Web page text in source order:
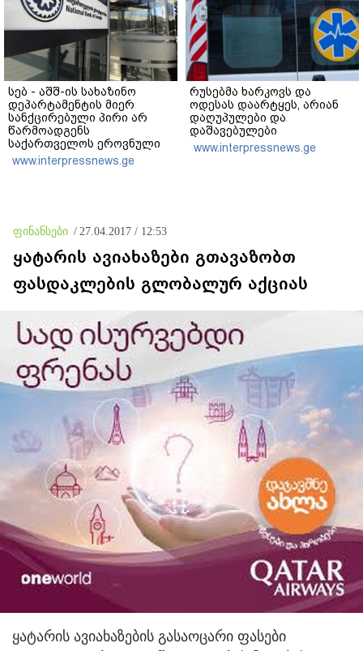
სებ - აშშ-ის სახაზინო
დეპარტამენტის მიერ
სანქცირებული პირი არ
წარმოადგენს
საქართველოს ეროვნული
ბანკის რეგულირებულ
www.interpressnews.ge
რუსებმა ხარკოვს და
ოდესას დაარტყეს, არიან
დაღუპულები და
დაშავებულები
www.interpressnews.ge
ფინანსები / 27.04.2017 / 12:53
ყატარის ავიახაზები გთავაზობთ
ფასდაკლების გლობალურ აქციას
ყატარის ავიახაზების გასაოცარი ფასები